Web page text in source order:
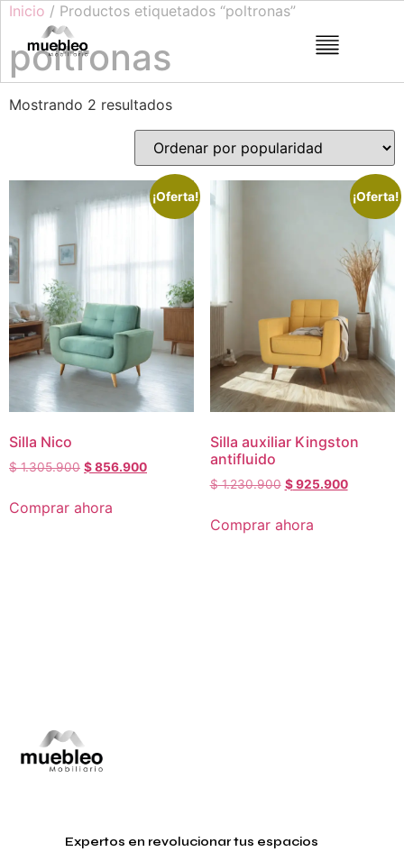
Inicio / Productos etiquetados “poltronas”
poltronas
Mostrando 2 resultados
¡Oferta!
Silla Nico
$1.305.900 $856.900
Comprar ahora
¡Oferta!
Silla auxiliar Kingston
antifluido
$1.230.900 $925.900
Comprar ahora
Expertos en revolucionar tus espacios